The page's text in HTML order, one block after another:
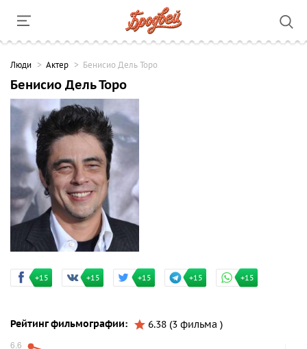
Люди Актер Бенисио Дель Торо
Бенисио Дель Торо
+15 +15 +15 +15 +15
Рейтинг фильмографии: 6.38 (3 фильма )